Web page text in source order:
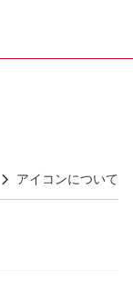
アイコンについて